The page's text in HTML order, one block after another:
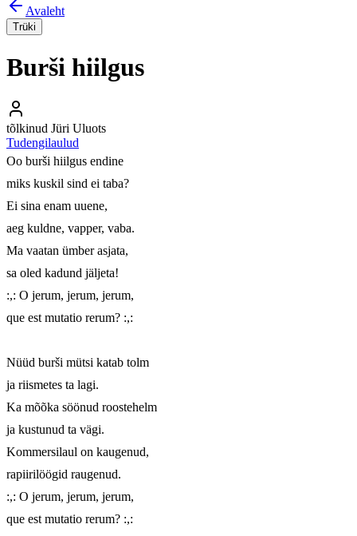
Avaleht
Trüki
Burši hiilgus
tõlkinud Jüri Uluots
Tudengilaulud
Oo burši hiilgus endine
miks kuskil sind ei taba?
Ei sina enam uuene,
aeg kuldne, vapper, vaba.
Ma vaatan ümber asjata,
sa oled kadund jäljeta!
:,: O jerum, jerum, jerum,
que est mutatio rerum? :,:
Nüüd burši mütsi katab tolm
ja riismetes ta lagi.
Ka mõõka söönud roostehelm
ja kustunud ta vägi.
Kommersilaul on kaugenud,
rapiirilöögid raugenud.
:,: O jerum, jerum, jerum,
que est mutatio rerum? :,: